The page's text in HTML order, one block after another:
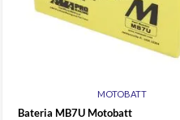
MOTOBATT
Bateria MB7U Motobatt